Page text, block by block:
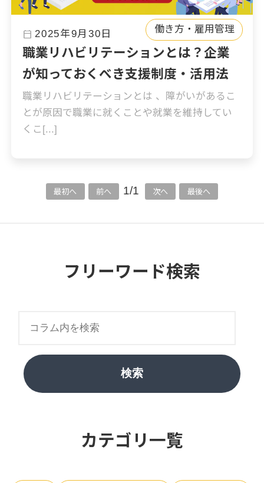
calendar_today 2025年9月30日
職業リハビリテーションとは？企業
が知っておくべき支援制度・活用法
職業リハビリテーションとは 、障がいがあるこ
とが原因で職業に就くことや就業を維持してい
くこ[...]
働き方・雇用管理
最初へ 前へ 1/1 次へ 最後へ
フリーワード検索
検索
カテゴリ一覧